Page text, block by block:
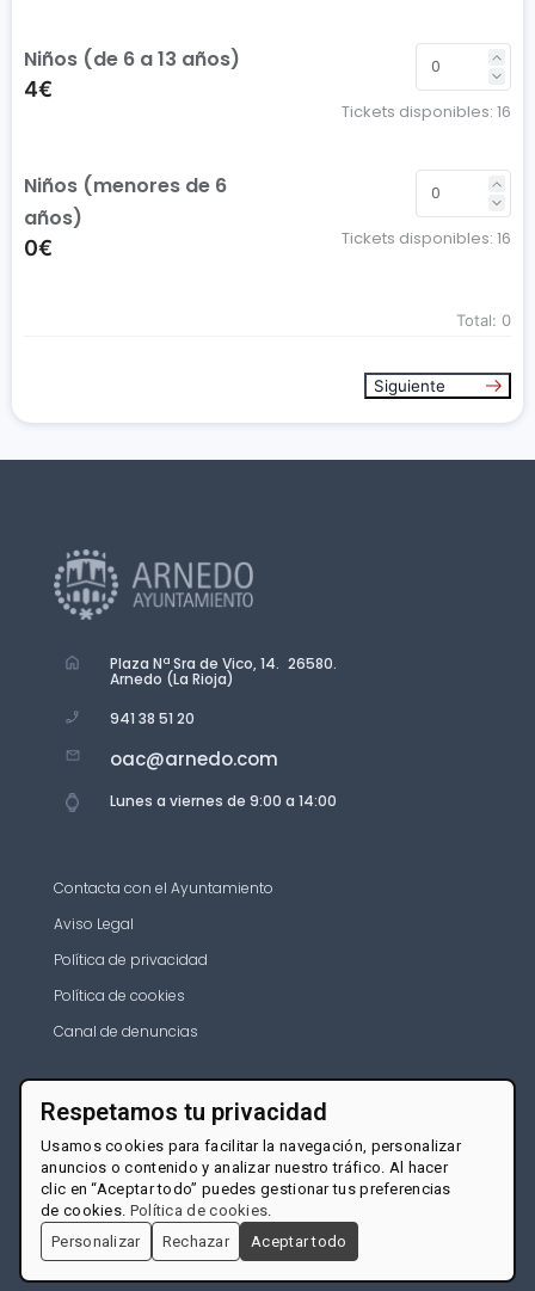
Niños (de 6 a 13 años)
4€
Tickets disponibles: 16
Niños (menores de 6
años)
0€ Tickets disponibles: 16
Total: 0
Siguiente
Plaza Nª Sra de Vico, 14. 26580.
Arnedo (La Rioja)
941 38 51 20
oac@arnedo.com
Lunes a viernes de 9:00 a 14:00
Contacta con el Ayuntamiento
Aviso Legal
Política de privacidad
Política de cookies
Canal de denuncias
Respetamos tu privacidad
Usamos cookies para facilitar la navegación, personalizar
anuncios o contenido y analizar nuestro tráfico. Al hacer
clic en “Aceptar todo” puedes gestionar tus preferencias
de cookies. Política de cookies.
Personalizar
Rechazar Aceptar todo